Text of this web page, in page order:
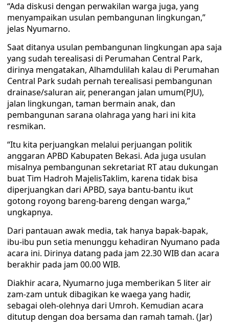
“Ada diskusi dengan perwakilan warga juga, yang
menyampaikan usulan pembangunan lingkungan,”
jelas Nyumarno.
Saat ditanya usulan pembangunan lingkungan apa saja
yang sudah terealisasi di Perumahan Central Park,
dirinya mengatakan, Alhamdulilah kalau di Perumahan
Central Park sudah pernah terealisasi pembangunan
drainase/saluran air, penerangan jalan umum(PJU),
jalan lingkungan, taman bermain anak, dan
pembangunan sarana olahraga yang hari ini kita
resmikan.
“Itu kita perjuangkan melalui perjuangan politik
anggaran APBD Kabupaten Bekasi. Ada juga usulan
misalnya pembangunan sekretariat RT atau dukungan
buat Tim Hadroh MajelisTaklim, karena tidak bisa
diperjuangkan dari APBD, saya bantu-bantu ikut
gotong royong bareng-bareng dengan warga,”
ungkapnya.
Dari pantauan awak media, tak hanya bapak-bapak,
ibu-ibu pun setia menunggu kehadiran Nyumano pada
acara ini. Dirinya datang pada jam 22.30 WIB dan acara
berakhir pada jam 00.00 WIB.
Diakhir acara, Nyumarno juga memberikan 5 liter air
zam-zam untuk dibagikan ke waega yang hadir,
sebagai oleh-olehnya dari Umroh. Kemudian acara
ditutup dengan doa bersama dan ramah tamah. (Jar)